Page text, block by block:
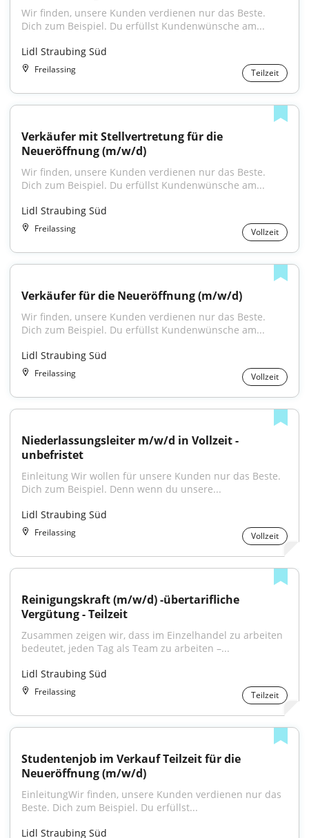
Wir finden, unsere Kunden verdienen nur das Beste.
Dich zum Beispiel. Du erfüllst Kundenwünsche am...
Lidl Straubing Süd
Freilassing Teilzeit
Verkäufer mit Stellvertretung für die
Neueröffnung (m/w/d)
Wir finden, unsere Kunden verdienen nur das Beste.
Dich zum Beispiel. Du erfüllst Kundenwünsche am...
Lidl Straubing Süd
Freilassing Vollzeit
Verkäufer für die Neueröffnung (m/w/d)
Wir finden, unsere Kunden verdienen nur das Beste.
Dich zum Beispiel. Du erfüllst Kundenwünsche am...
Lidl Straubing Süd
Freilassing Vollzeit
Niederlassungsleiter m/w/d in Vollzeit -
unbefristet
Einleitung Wir wollen für unsere Kunden nur das Beste.
Dich zum Beispiel. Denn wenn du unsere...
Lidl Straubing Süd
Freilassing Vollzeit
Reinigungskraft (m/w/d) -übertarifliche
Vergütung - Teilzeit
Zusammen zeigen wir, dass im Einzelhandel zu arbeiten
bedeutet, jeden Tag als Team zu arbeiten –...
Lidl Straubing Süd
Freilassing Teilzeit
Studentenjob im Verkauf Teilzeit für die
Neueröffnung (m/w/d)
EinleitungWir finden, unsere Kunden verdienen nur das
Beste. Dich zum Beispiel. Du erfüllst...
Lidl Straubing Süd